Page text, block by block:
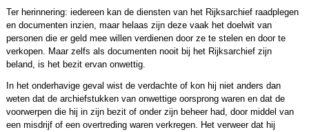
Ter herinnering: iedereen kan de diensten van het Rijksarchief raadplegen
en documenten inzien, maar helaas zijn deze vaak het doelwit van
personen die er geld mee willen verdienen door ze te stelen en door te
verkopen. Maar zelfs als documenten nooit bij het Rijksarchief zijn
beland, is het bezit ervan onwettig.
In het onderhavige geval wist de verdachte of kon hij niet anders dan
weten dat de archiefstukken van onwettige oorsprong waren en dat de
voorwerpen die hij in zijn bezit of onder zijn beheer had, door middel van
een misdrijf of een overtreding waren verkregen. Het verweer dat hij